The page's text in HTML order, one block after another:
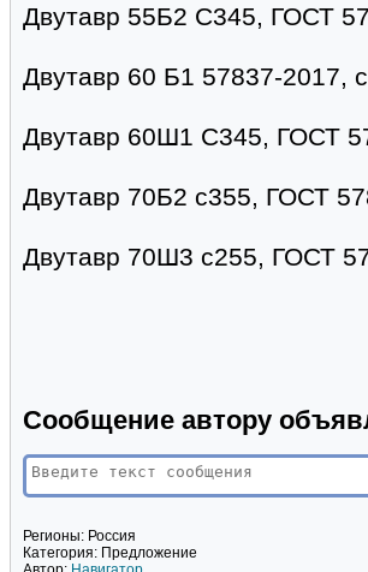
Двутавр 55Б2 С345, ГОСТ
Двутавр 60 Б1 57837-2017,
Двутавр 60Ш1 С345, ГОСТ
Двутавр 70Б2 с355, ГОСТ
Двутавр 70Ш3 с255, ГОСТ
Сообщение автору
Регионы: Россия
Категория: Предложение